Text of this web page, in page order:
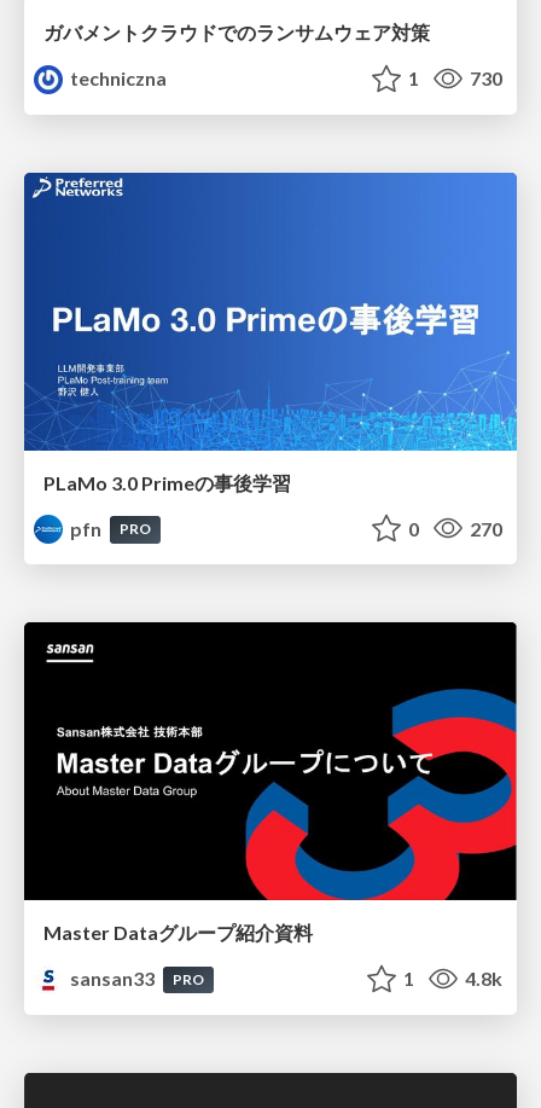
ガバメントクラウドでのランサムウェア対策
techniczna
1 730
PLaMo 3.0 Primeの事後学習
pfn
PRO 0 270
Master Dataグループ紹介資料
sansan33
PRO 1 4.8k